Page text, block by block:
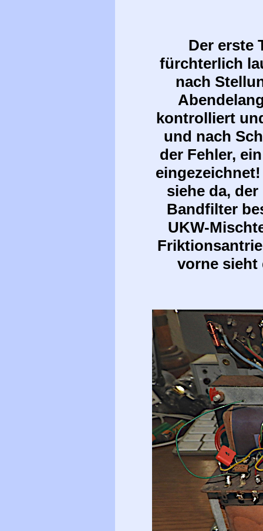
Der erste
fürchterlich
nach
kontrolliert
und nach
der Fehler,
siehe da,
Bandfilter
UKW-
vorne sieht